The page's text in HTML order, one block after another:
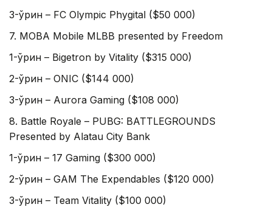
3-ўрин – FC Olympic Phygital ($50 000)
7. MOBA Mobile MLBB presented by Freedom
1-ўрин – Bigetron by Vitality ($315 000)
2-ўрин – ONIC ($144 000)
3-ўрин – Aurora Gaming ($108 000)
8. Battle Royale – PUBG: BATTLEGROUNDS
Presented by Alatau City Bank
1-ўрин – 17 Gaming ($300 000)
2-ўрин – GAM The Expendables ($120 000)
3-ўрин – Team Vitality ($100 000)